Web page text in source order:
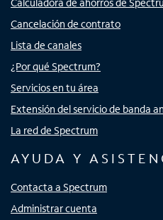
Calculadora de ahorros de
Cancelación de contrato
Lista de canales
¿Por qué Spectrum?
Servicios en tu área
Extensión del servicio de banda
La red de Spectrum
AYUDA Y
Contacta a Spectrum
Administrar cuenta